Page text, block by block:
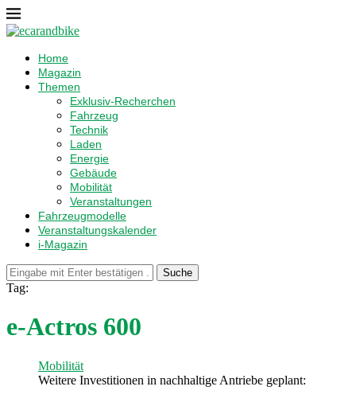
Home
Magazin
Themen
Exklusiv-Recherchen
Fahrzeug
Technik
Laden
Energie
Gebäude
Mobilität
Veranstaltungen
Fahrzeugmodelle
Veranstaltungskalender
i-Magazin
Suche
Tag:
e-Actros 600
Mobilität
Weitere Investitionen in nachhaltige Antriebe geplant: